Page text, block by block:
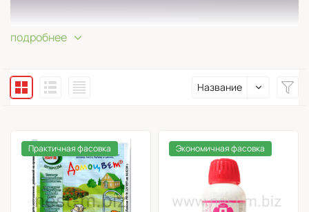
подробнее
Название
Практичная фасовка Экономичная фасовка